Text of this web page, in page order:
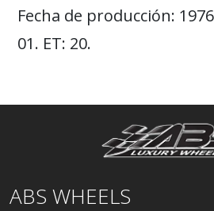
Fecha de producción:
01. ET: 20.
ABS WHEELS